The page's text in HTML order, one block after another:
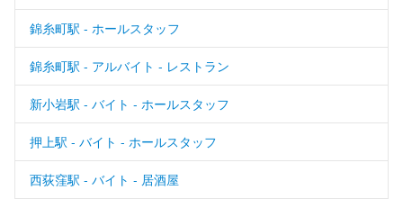
錦糸町駅 - ホールスタッフ
錦糸町駅 - アルバイト - レストラン
新小岩駅 - バイト - ホールスタッフ
押上駅 - バイト - ホールスタッフ
西荻窪駅 - バイト - 居酒屋